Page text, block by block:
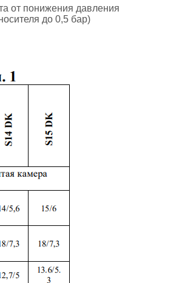
от понижения давления
до 0,5 бар)